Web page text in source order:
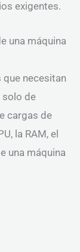
exigentes.
una máquina
necesitan
solo de
cargas de
la RAM, el
una máquina